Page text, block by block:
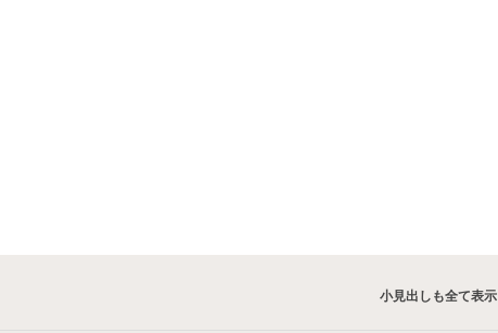
小見出しも全て表示